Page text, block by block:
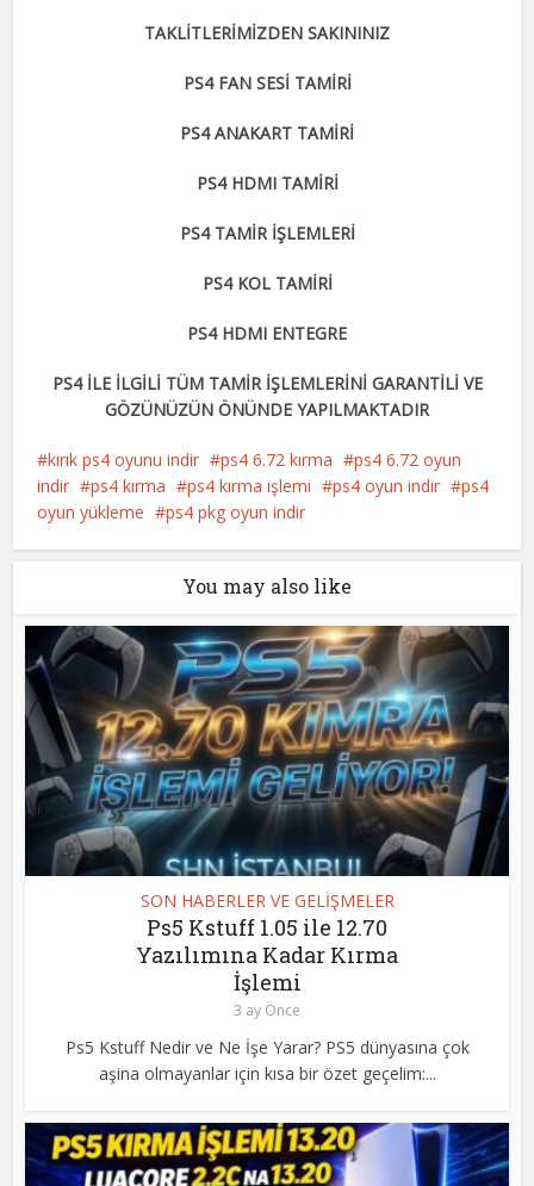
TAKLİTLERİMİZDEN SAKININIZ
PS4 FAN SESİ TAMİRİ
PS4 ANAKART TAMİRİ
PS4 HDMI TAMİRİ
PS4 TAMİR İŞLEMLERİ
PS4 KOL TAMİRİ
PS4 HDMI ENTEGRE
PS4 İLE İLGİLİ TÜM TAMİR İŞLEMLERİNİ GARANTİLİ VE
GÖZÜNÜZÜN ÖNÜNDE YAPILMAKTADIR
kırık ps4 oyunu indir ps4 6.72 kırma
ps4 6.72 oyun
indir
ps4 kırma ps4 kırma işlemi ps4 oyun indir
ps4
oyun yükleme
ps4 pkg oyun indir
You may also like
SON HABERLER VE GELİŞMELER
Ps5 Kstuff 1.05 ile 12.70
Yazılımına Kadar Kırma
İşlemi
3 ay Önce
Ps5 Kstuff Nedir ve Ne İşe Yarar? PS5 dünyasına çok
aşina olmayanlar için kısa bir özet geçelim:...